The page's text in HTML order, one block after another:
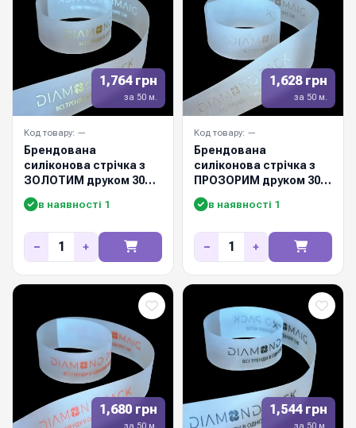
1,764 грн
за 50 м.
Код товару: —
Брендована
силіконова стрічка з
ЗОЛОТИМ друком 30
мм / 50м
в наявності 1
− +
1,628 грн
за 50 м.
Код товару: —
Брендована
силіконова стрічка з
ПРОЗОРИМ друком 30
мм / 50м
в наявності 1
− +
1,680 грн
за 50 м.
1,544 грн
за 50 м.